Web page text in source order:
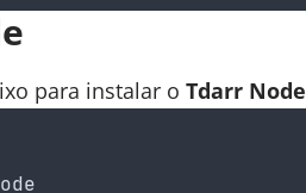
para instalar o Tdarr Node